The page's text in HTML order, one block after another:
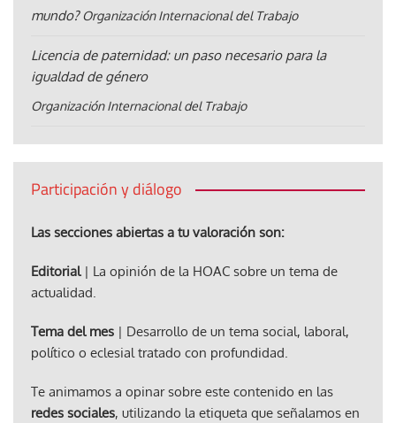
mundo? Organización Internacional del Trabajo
Licencia de paternidad: un paso necesario para la
igualdad de género
Organización Internacional del Trabajo
Participación y diálogo
Las secciones abiertas a tu valoración son:
Editorial| La opinión de la HOAC sobre un tema de
actualidad.
Tema del mes | Desarrollo de un tema social, laboral,
político o eclesial tratado con profundidad.
Te animamos a opinar sobre este contenido en las
redes sociales, utilizando la etiqueta que señalamos en